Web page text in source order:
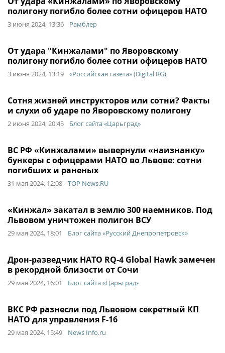
полигону погибло более сотни офицеров НАТО
3 июня 2024, 13:36 Рамблер
От удара "Кинжалами" по Яворовскому
полигону погибло более сотни офицеров НАТО
3 июня 2024, 13:19 «Российская газета» (Digital RG)
Сотня жизней инструкторов или сотни? Факты
и слухи об ударе по Яворовскому полигону
2 июня 2024, 20:45 Блог сайта «Царьград»
ВС РФ «Кинжалами» вывернули «наизнанку»
бункеры с офицерами НАТО во Львове: сотни
погибших и раненых
31 мая 2024, 12:08 TOP News.RU
«Кинжал» закатал в землю 300 наемников. Под
Львовом уничтожен полигон ВСУ
29 мая 2024, 18:01 Блог сайта «Русский Днепропетровск»
Дрон-разведчик НАТО RQ-4 Global Hawk замечен
в рекордной близости от Сочи
29 мая 2024, 16:01 Блог сайта «Царьград»
ВКС РФ разнесли под Львовом секретный КП
НАТО для управления F-16
29 мая 2024, 15:49 News Info.ru